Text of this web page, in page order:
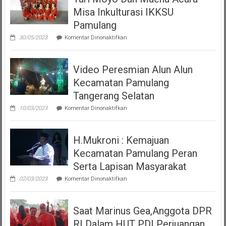
Misa Inkulturasi IKKSU
Pamulang
30/05/2023 Komentar Dinonaktifkanpada
Moyo
Maena
Acara
Misa
Inkulturasi
IKKSU
Pamulang
Video Peresmian Alun Alun
Kecamatan Pamulang
Tangerang Selatan
10/03/2023 Komentar Dinonaktifkanpada
Peresmian
Alun
Kecamatan
Pamulang
Tangerang
Selatan
H.Mukroni : Kemajuan
Kecamatan Pamulang Peran
Serta Lapisan Masyarakat
02/03/2023 Komentar Dinonaktifkanpada
:
Kecamatan
Pamulang
Peran
Saat Marinus Gea,Anggota DPR